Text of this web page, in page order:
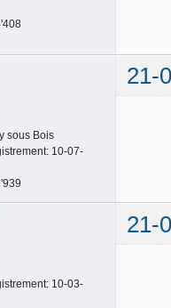
21-
sous Bois
10-07-
21-
10-03-